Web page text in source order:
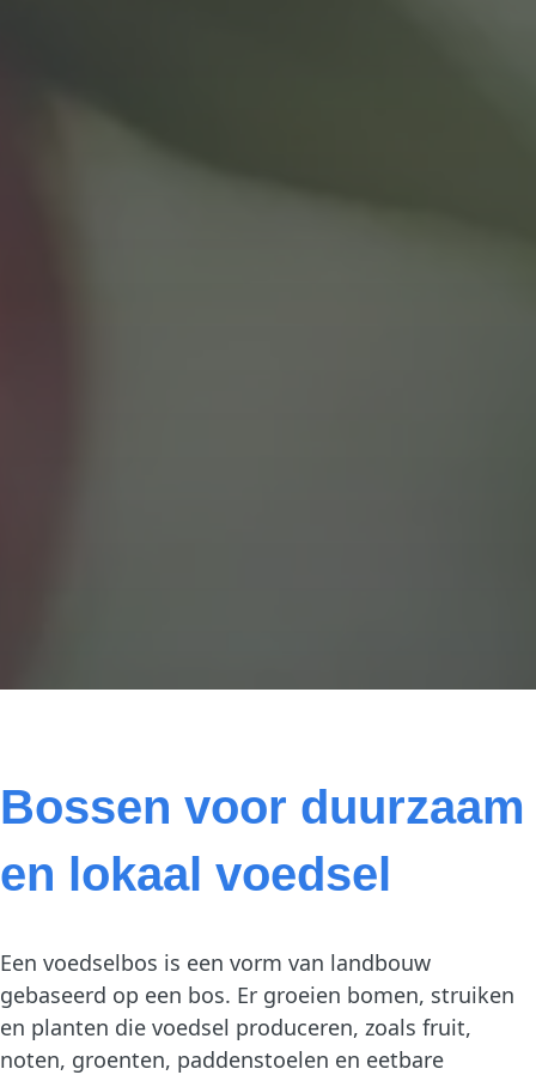
Bossen voor duurzaam
en lokaal voedsel
Een voedselbos is een vorm van landbouw
gebaseerd op een bos. Er groeien bomen, struiken
en planten die voedsel produceren, zoals fruit,
noten, groenten, paddenstoelen en eetbare